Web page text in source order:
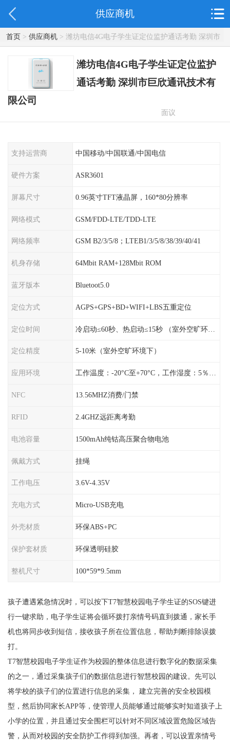
供应商机
首页> 供应商机> 潍坊电信4G电子学生证定位监护通话考勤 深圳市
巨欣通讯技术有限公司
潍坊电信4G电子学生证定位监护
通话考勤 深圳市巨欣通讯技术有
限公司
面议
支持运营商 中国移动/中国联通/中国电信
硬件方案 ASR3601
屏幕尺寸 0.96英寸TFT液晶屏，160*80分辨率
网络模式 GSM/FDD-LTE/TDD-LTE
网络频率 GSM B2/3/5/8；LTEB1/3/5/8/38/39/40/41
机身存储 64Mbit RAM+128Mbit ROM
蓝牙版本 Bluetoot5.0
定位方式 AGPS+GPS+BD+WIFI+LBS五重定位
定位时间
定位精度 5-10米（室外空旷环境下）
应用环境 工作温度：-20°C至+70°C，工作湿度：5％〜95％RH
NFC 13.56MHZ消费/门禁
RFID 2.4GHZ远距离考勤
电池容量 1500mAh纯钴高压聚合物电池
佩戴方式 挂绳
工作电压 3.6V-4.35V
充电方式 Micro-USB充电
外壳材质 环保ABS+PC
保护套材质 环保透明硅胶
整机尺寸 100*59*9.5mm
孩子遭遇紧急情况时，可以按下T7智慧校园电子学生证的SOS键进
行一键求助，电子学生证将会循环拨打亲情号码直到拨通，家长手
机也将同步收到短信，接收孩子所在位置信息，帮助判断排除误拨
打。
T7智慧校园电子学生证作为校园的整体信息进行数字化的数据采集
的之一，通过采集孩子们的数据信息进行智慧校园的建设。先可以
将学校的孩子们的位置进行信息的采集， 建立完善的安全校园模
型，然后协同家长APP等，使管理人员能够通过能够实时知道孩子上
小学的位置，并且通过安全围栏可以针对不同区域设置危险区域告
警，从而对校园的安全防护工作得到加强。再者，可以设置亲情号